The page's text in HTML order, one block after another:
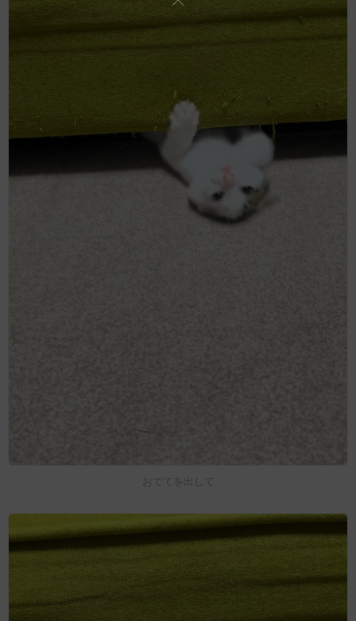
おててを出して